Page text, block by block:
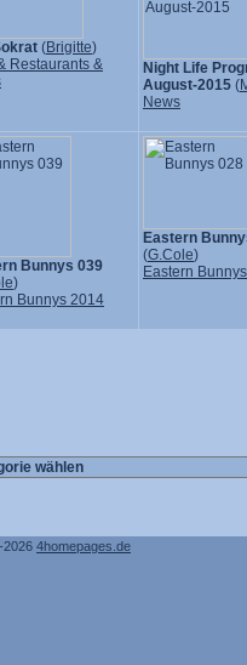
(Brigitte)
Restaurants &
Night Life
August-2015 (
News
Bunnys 039
)
Bunnys 2014
Eastern
(G.Cole)
Eastern
2026 4homepages.de